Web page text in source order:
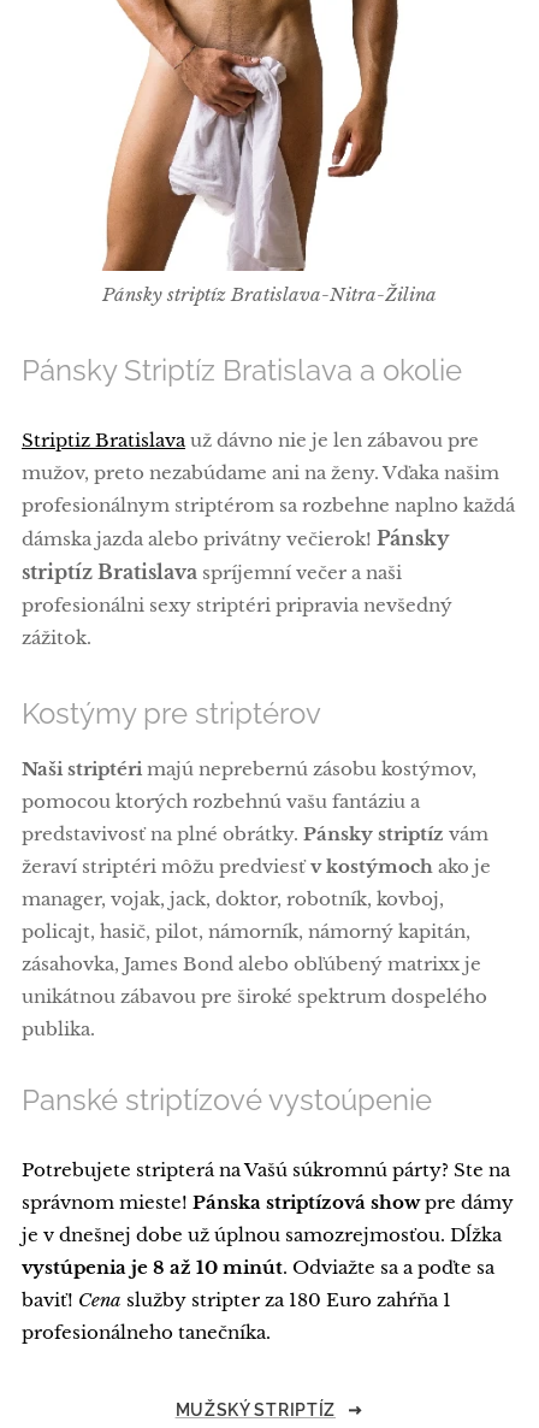
Pánsky striptíz Bratislava-Nitra-Žilina
Pánsky Striptíz Bratislava a okolie
Striptiz Bratislavauž dávno nie je len zábavou pre
mužov, preto nezabúdame ani na ženy. Vďaka našim
profesionálnym striptérom sa rozbehne naplno každá
dámska jazda alebo privátny večierok! Pánsky
striptíz Bratislava spríjemní večer a naši
profesionálni sexy striptéri pripravia nevšedný
zážitok.
Kostýmy pre striptérov
Naši striptéri majú neprebernú zásobu kostýmov,
pomocou ktorých rozbehnú vašu fantáziu a
predstavivosť na plné obrátky. Pánsky striptíz vám
žeraví striptéri môžu predviesťv kostýmoch ako je
manager, vojak, jack, doktor, robotník, kovboj,
policajt, hasič, pilot, námorník, námorný kapitán,
zásahovka, James Bond alebo obľúbený matrixx je
unikátnou zábavou pre široké spektrum dospelého
publika.
Panské striptízové vystoúpenie
Potrebujete stripterá na Vašú súkromnú párty? Ste na
správnom mieste! Pánska striptízová showpre dámy
je v dnešnej dobe už úplnou samozrejmosťou. Dĺžka
vystúpenia je 8 až 10 minút. Odviažte sa a poďte sa
baviť! Cena služby stripter za 180 Euro zahŕňa 1
profesionálneho tanečníka.
MUŽSKÝ STRIPTÍZ